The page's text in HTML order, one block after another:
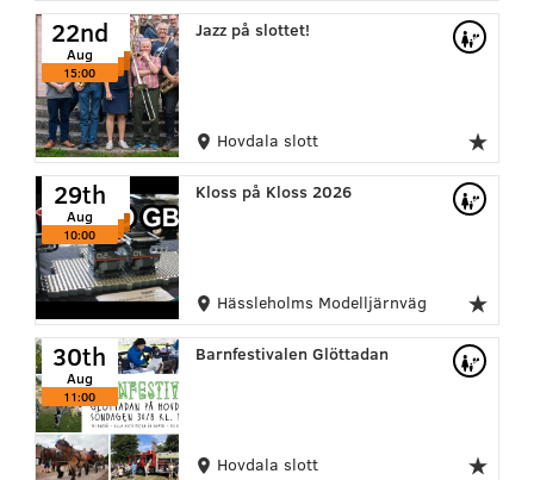
Jazz på slottet!
22nd
Aug
15:00
22nd
Aug
15:00
22nd
Aug
15:00
Hovdala slott
Kloss på Kloss 2026
29th
Aug
10:00
29th
Aug
10:00
29th
Aug
10:00
Hässleholms Modelljärnväg
Barnfestivalen Glöttadan
30th
Aug
11:00
Hovdala slott